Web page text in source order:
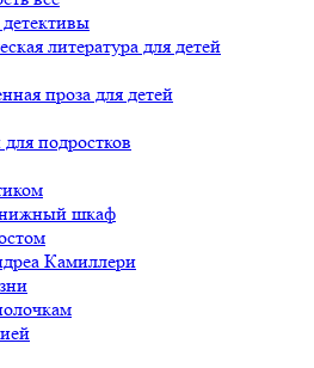
литература для детей
проза для детей
подростков
шкаф
Камиллери